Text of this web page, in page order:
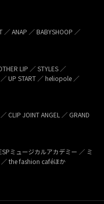
／ ANAP ／ BABYSHOOP ／
LIP ／ STYLES ／
／ UP START ／ heliopole ／
CLIP JOINT ANGEL ／ GRAND
ミュージカルアカデミー ／ ミ
／ the fashion caféほか